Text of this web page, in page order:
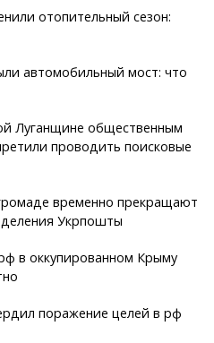
отопительный сезон:
автомобильный мост: что
Луганщине общественным
проводить поисковые
временно прекращают
Укрпошты
в оккупированном Крыму
поражение целей в рф